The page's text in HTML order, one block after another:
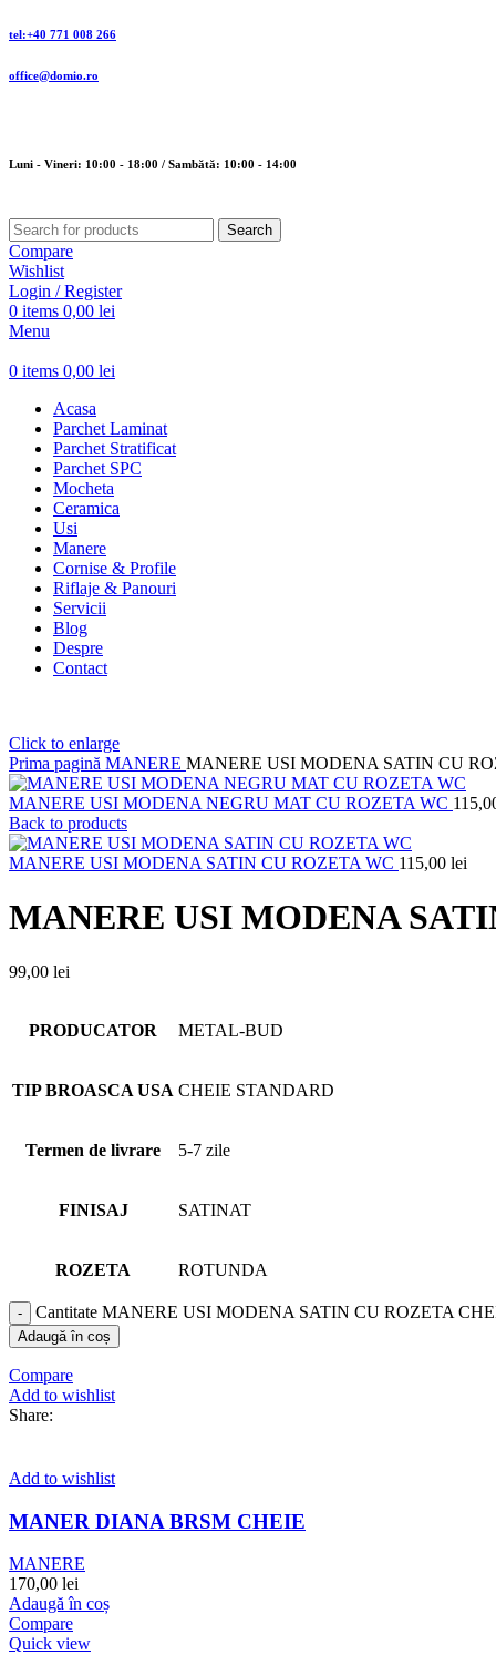
tel:+40 771 008 266
office@domio.ro
Luni - Vineri: 10:00 - 18:00 / Sambătă: 10:00 - 14:00
Search
Compare
Wishlist
Login / Register
0 items 0,00 lei
Menu
0 items 0,00 lei
Acasa
Parchet Laminat
Parchet Stratificat
Parchet SPC
Mocheta
Ceramica
Usi
Manere
Cornise & Profile
Riflaje & Panouri
Servicii
Blog
Despre
Contact
Click to enlarge
Prima pagină MANERE MANERE USI MODENA SATIN CU
MANERE USI MODENA NEGRU MAT CU ROZETA WC
Back to products
MANERE USI MODENA SATIN CU ROZETA WC 115,00 lei
MANERE USI MODENA
99,00 lei
PRODUCATOR METAL-BUD
TIP BROASCA USA CHEIE STANDARD
Termen de livrare 5-7 zile
FINISAJ SATINAT
ROZETA ROTUNDA
Cantitate MANERE USI MODENA SATIN CU ROZETA
Adaugă în coș
Compare
Add to wishlist
Share:
Add to wishlist
MANER DIANA BRSM CHEIE
MANERE
170,00 lei
Adaugă în coș
Compare
Quick view